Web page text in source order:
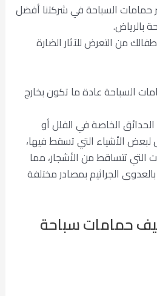
حمامات السباحة في شركتنا أفضل
بالرياض.
من التعرض للآثار الضارة
السباحة عادة ما تكون بخارج
الخاصة في الفلل أو
الأشياء التي تسقط فيها،
التي تتساقط من الأشجار، مما
الجراثيم بمصادر مختلفة
حمامات سباحة